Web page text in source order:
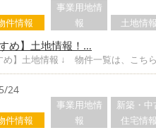
件情報
事業用地情
報
土地情
すめ】土地情報！…
め】土地情報 ↓ 物件一覧は、こ
24
件情報
事業用地情
報
新築・中
住宅情